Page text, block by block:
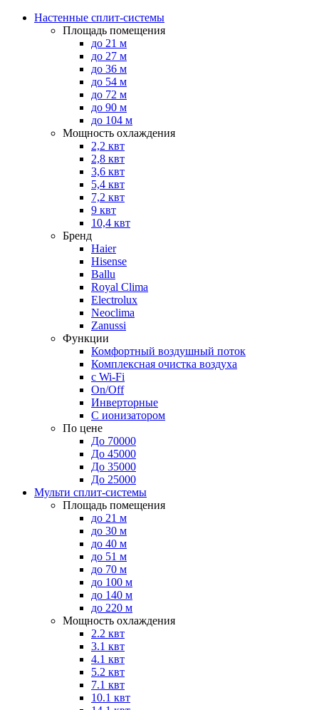
Настенные сплит-системы
Площадь помещения
до 21 м
до 27 м
до 36 м
до 54 м
до 72 м
до 90 м
до 104 м
Мощность охлаждения
2,2 квт
2,8 квт
3,6 квт
5,4 квт
7,2 квт
9 квт
10,4 квт
Бренд
Haier
Hisense
Ballu
Royal Clima
Electrolux
Neoclima
Zanussi
Функции
Комфортный воздушный поток
Комплексная очистка воздуха
с Wi-Fi
On/Off
Инверторные
С ионизатором
По цене
До 70000
До 45000
До 35000
До 25000
Мульти сплит-системы
Площадь помещения
до 21 м
до 30 м
до 40 м
до 51 м
до 70 м
до 100 м
до 140 м
до 220 м
Мощность охлаждения
2.2 квт
3.1 квт
4.1 квт
5.2 квт
7.1 квт
10.1 квт